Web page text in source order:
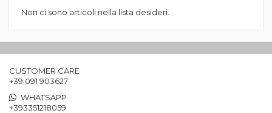
Non ci sono articoli nella lista desideri.
CUSTOMER CARE
+39 091 903627
WHATSAPP
+393351218059